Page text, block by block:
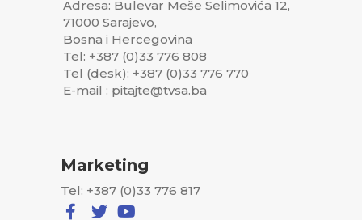
Adresa: Bulevar Meše Selimovića 12,
71000 Sarajevo,
Bosna i Hercegovina
Tel: +387 (0)33 776 808
Tel (desk): +387 (0)33 776 770
E-mail : pitajte@tvsa.ba
Marketing
Tel: +387 (0)33 776 817